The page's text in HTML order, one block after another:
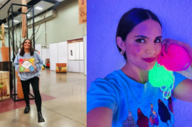
Rascón Banda con Voces en el
publicar textos académicos con sello
convertir el arte local en identidad
“División del Norte: Episodio 2”